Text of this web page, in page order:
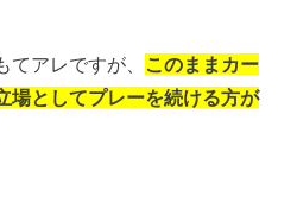
てアレですが、 このままカー
場としてプレーを続ける方が